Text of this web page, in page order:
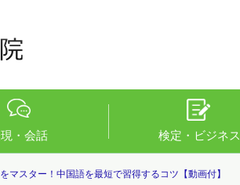
・会話 検定・ビジネス
マスター！中国語を最短で習得するコツ【動画付】